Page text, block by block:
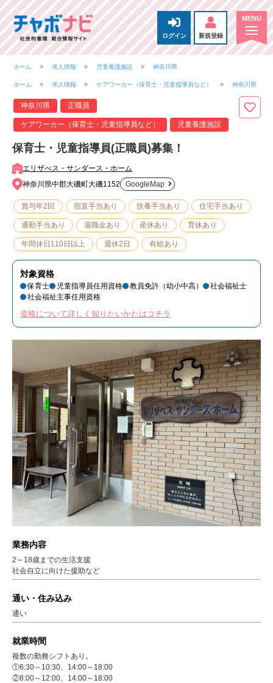
ログイン 新規登録
ホーム 求人情報 児童養護施設 神奈川県
ホーム 求人情報 ケアワーカー（保育士・児童指導員など） 神奈川県
神奈川県 正職員
ケアワーカー（保育士・児童指導員など） 児童養護施設
保育士・児童指導員(正職員)募集！
エリザべス・サンダース・ホーム
神奈川県中郡大磯町大磯1152
GoogleMap
賞与年2回 宿直手当あり 扶養手当あり 住宅手当あり
通勤手当あり 退職金あり 産休あり 育休あり
年間休日110日以上 週休2日 有給あり
対象資格
保育士 児童指導員任用資格 教員免許（幼小中高）
社会福祉士
社会福祉主事任用資格
資格について詳しく知りたいかたはコチラ
業務内容
2～18歳までの生活支援
社会自立に向けた援助など
通い・住み込み
通い
就業時間
複数の勤務シフトあり。
①6:30～10:30、14:00～18:00
②8:00～12:00、14:00～18:00